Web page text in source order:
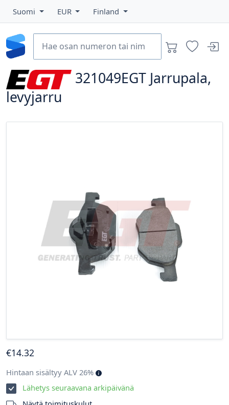
Suomi EUR Finland
321049EGT Jarrupala,
levyjarru
€14.32
Hintaan sisältyy ALV 26%
Lähetys seuraavana arkipäivänä